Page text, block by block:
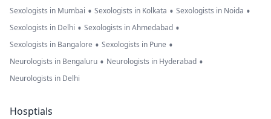
Sexologists in Mumbai • Sexologists in Kolkata • Sexologists in Noida •
Sexologists in Delhi • Sexologists in Ahmedabad •
Sexologists in Bangalore • Sexologists in Pune •
Neurologists in Bengaluru • Neurologists in Hyderabad •
Neurologists in Delhi
Hosptials